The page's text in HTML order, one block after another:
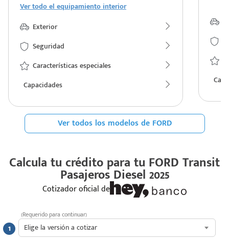
Ver todo el equipamiento interior
Exterior
Seguridad
Características especiales
Capacidades
Ver todos los modelos de FORD
Calcula tu crédito para tu FORD Transit
Pasajeros Diesel 2025
Cotizador oficial de
Elige la versión a cotizar
(Requerido para continuar)